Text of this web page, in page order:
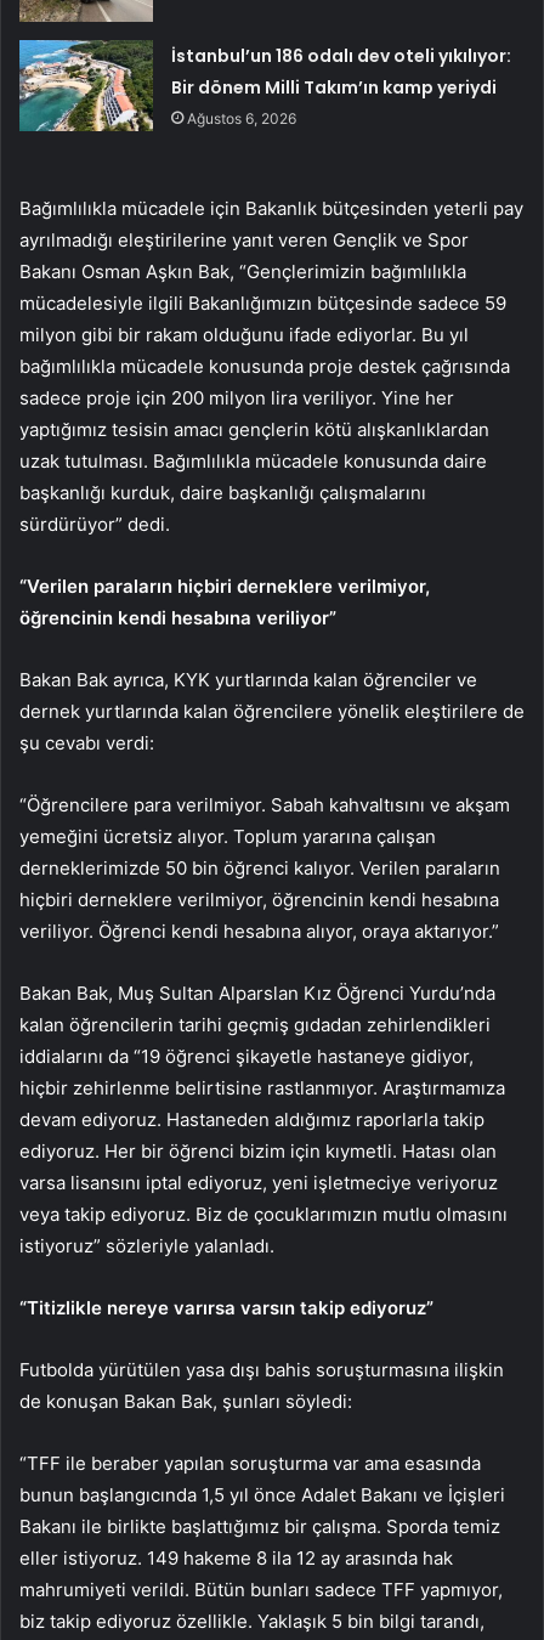
İstanbul’un 186 odalı dev oteli yıkılıyor:
Bir dönem Milli Takım’ın kamp yeriydi
Ağustos 6, 2026
Bağımlılıkla mücadele için Bakanlık bütçesinden yeterli pay
ayrılmadığı eleştirilerine yanıt veren Gençlik ve Spor
Bakanı Osman Aşkın Bak, “Gençlerimizin bağımlılıkla
mücadelesiyle ilgili Bakanlığımızın bütçesinde sadece 59
milyon gibi bir rakam olduğunu ifade ediyorlar. Bu yıl
bağımlılıkla mücadele konusunda proje destek çağrısında
sadece proje için 200 milyon lira veriliyor. Yine her
yaptığımız tesisin amacı gençlerin kötü alışkanlıklardan
uzak tutulması. Bağımlılıkla mücadele konusunda daire
başkanlığı kurduk, daire başkanlığı çalışmalarını
sürdürüyor” dedi.
“Verilen paraların hiçbiri derneklere verilmiyor,
öğrencinin kendi hesabına veriliyor”
Bakan Bak ayrıca, KYK yurtlarında kalan öğrenciler ve
dernek yurtlarında kalan öğrencilere yönelik eleştirilere de
şu cevabı verdi:
“Öğrencilere para verilmiyor. Sabah kahvaltısını ve akşam
yemeğini ücretsiz alıyor. Toplum yararına çalışan
derneklerimizde 50 bin öğrenci kalıyor. Verilen paraların
hiçbiri derneklere verilmiyor, öğrencinin kendi hesabına
veriliyor. Öğrenci kendi hesabına alıyor, oraya aktarıyor.”
Bakan Bak, Muş Sultan Alparslan Kız Öğrenci Yurdu’nda
kalan öğrencilerin tarihi geçmiş gıdadan zehirlendikleri
iddialarını da “19 öğrenci şikayetle hastaneye gidiyor,
hiçbir zehirlenme belirtisine rastlanmıyor. Araştırmamıza
devam ediyoruz. Hastaneden aldığımız raporlarla takip
ediyoruz. Her bir öğrenci bizim için kıymetli. Hatası olan
varsa lisansını iptal ediyoruz, yeni işletmeciye veriyoruz
veya takip ediyoruz. Biz de çocuklarımızın mutlu olmasını
istiyoruz” sözleriyle yalanladı.
“Titizlikle nereye varırsa varsın takip ediyoruz”
Futbolda yürütülen yasa dışı bahis soruşturmasına ilişkin
de konuşan Bakan Bak, şunları söyledi:
“TFF ile beraber yapılan soruşturma var ama esasında
bunun başlangıcında 1,5 yıl önce Adalet Bakanı ve İçişleri
Bakanı ile birlikte başlattığımız bir çalışma. Sporda temiz
eller istiyoruz. 149 hakeme 8 ila 12 ay arasında hak
mahrumiyeti verildi. Bütün bunları sadece TFF yapmıyor,
biz takip ediyoruz özellikle. Yaklaşık 5 bin bilgi tarandı,